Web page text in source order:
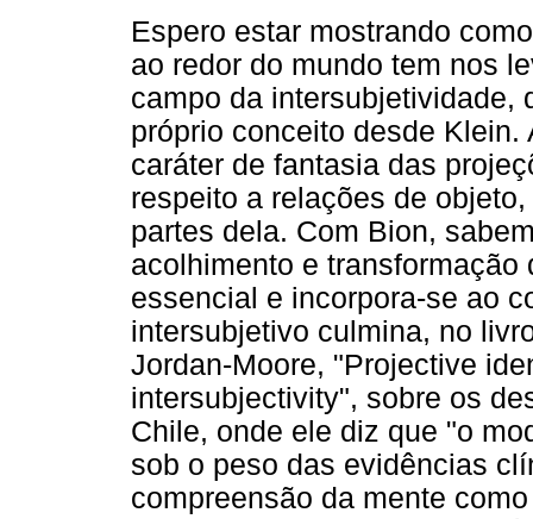
Espero estar mostrando
ao redor do mundo tem nos
campo da intersubjetividade,
próprio conceito desde
caráter de fantasia das
respeito a relações de
partes dela. Com Bion,
acolhimento e
essencial e incorpora-se ao
intersubjetivo culmina, no
Jordan-Moore, "Projective
intersubjectivity", sobre os
Chile, onde ele diz que "o
sob o peso das evidências
compreensão da mente